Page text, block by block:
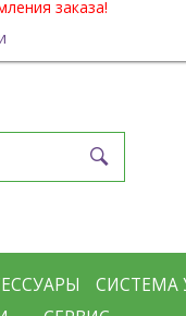
заказа!
СИСТЕМА